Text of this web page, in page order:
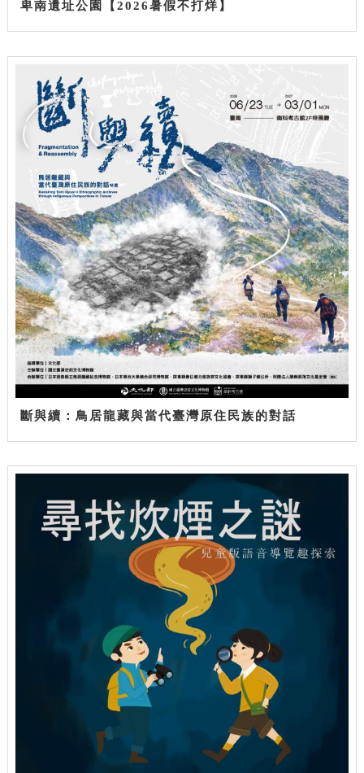
卑南遺址公園【2026暑假不打烊】
斷與續：鳥居龍藏與當代臺灣原住民族的對話